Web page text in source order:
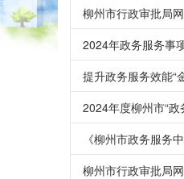
柳州市行政审批局
2024年政务服务事
提升政务服务效能“
2024年度柳州市“
《柳州市政务服务
柳州市行政审批局